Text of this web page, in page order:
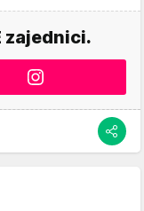
zajednici.